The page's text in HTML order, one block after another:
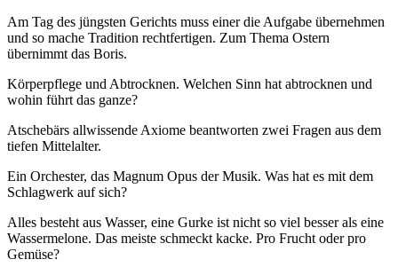
Am Tag des jüngsten Gerichts muss einer die Aufgabe übernehmen
und so mache Tradition rechtfertigen. Zum Thema Ostern
übernimmt das Boris.
Körperpflege und Abtrocknen. Welchen Sinn hat abtrocknen und
wohin führt das ganze?
Atschebärs allwissende Axiome beantworten zwei Fragen aus dem
tiefen Mittelalter.
Ein Orchester, das Magnum Opus der Musik. Was hat es mit dem
Schlagwerk auf sich?
Alles besteht aus Wasser, eine Gurke ist nicht so viel besser als eine
Wassermelone. Das meiste schmeckt kacke. Pro Frucht oder pro
Gemüse?